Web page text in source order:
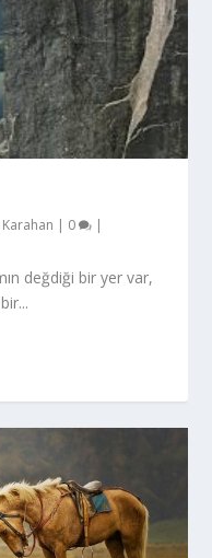
Karahan | 0 |
değdiği bir yer var,